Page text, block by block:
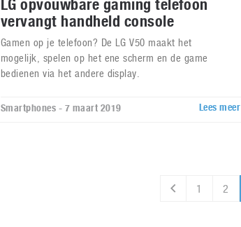
LG opvouwbare gaming telefoon
vervangt handheld console
Gamen op je telefoon? De LG V50 maakt het
mogelijk, spelen op het ene scherm en de game
bedienen via het andere display.
Smartphones - 7 maart 2019 Lees meer
1 2